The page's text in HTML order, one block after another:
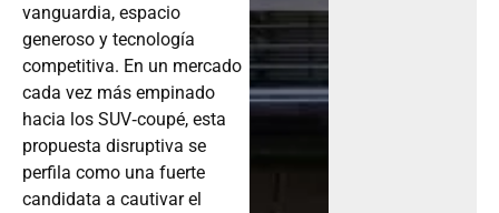
vanguardia, espacio
generoso y tecnología
competitiva. En un mercado
cada vez más empinado
hacia los SUV‑coupé, esta
propuesta disruptiva se
perfila como una fuerte
candidata a cautivar el